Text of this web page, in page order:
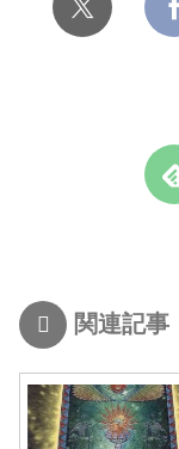
関連記事